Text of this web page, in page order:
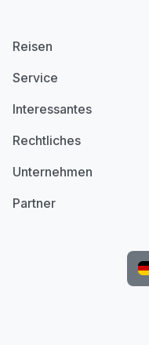
Reisen
Service
Interessantes
Rechtliches
Unternehmen
Partner